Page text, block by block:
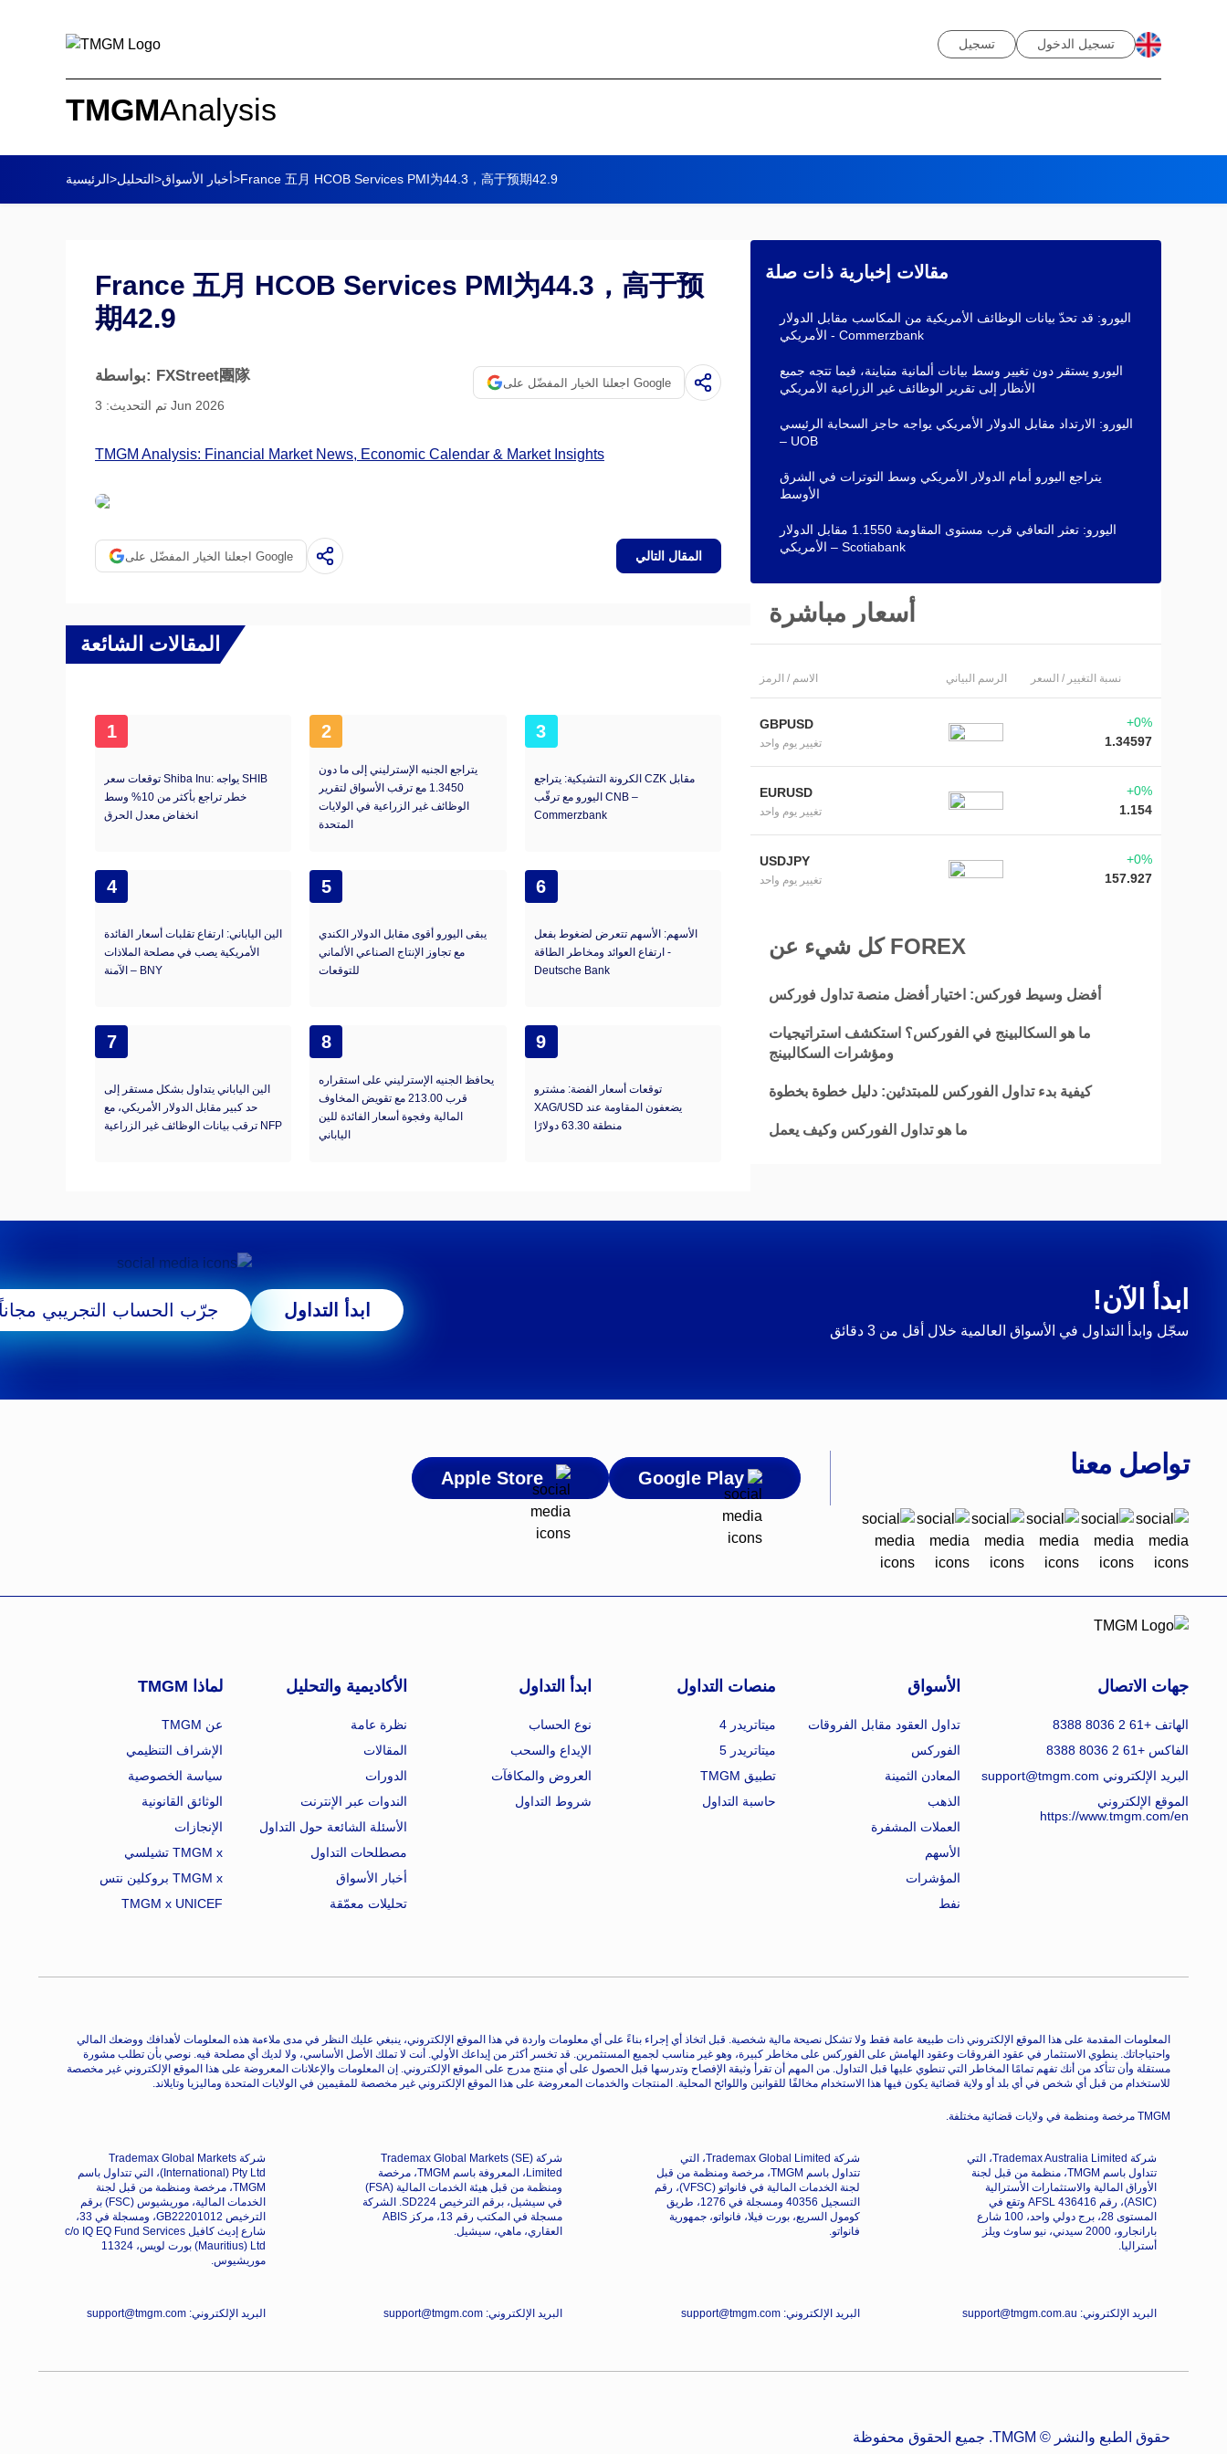
تسجيل تسجيل الدخول
TMGMAnalysis
الرئيسية>التحليل>أخبار الأسواق>France 五月 HCOB Services PMI为44.3，高于预期42.9
France 五月 HCOB Services PMI为44.3，高于预
期42.9
بواسطة: FXStreet團隊
تم التحديث: 3 Jun 2026
اجعلنا الخيار المفضّل على Google
TMGM Analysis: Financial Market News, Economic Calendar & Market Insights
اجعلنا الخيار المفضّل على Google المقال التالي
المقالات الشائعة
1
توقعات سعر Shiba Inu: يواجه SHIB
خطر تراجع بأكثر من 10% وسط
انخفاض معدل الحرق
2
يتراجع الجنيه الإسترليني إلى ما دون
1.3450 مع ترقب الأسواق لتقرير
الوظائف غير الزراعية في الولايات
المتحدة
3
الكرونة التشيكية: يتراجع CZK مقابل
اليورو مع ترقّب CNB –
Commerzbank
4
الين الياباني: ارتفاع تقلبات أسعار الفائدة
الأمريكية يصب في مصلحة الملاذات
الآمنة – BNY
5
يبقى اليورو أقوى مقابل الدولار الكندي
مع تجاوز الإنتاج الصناعي الألماني
للتوقعات
6
الأسهم: الأسهم تتعرض لضغوط بفعل
ارتفاع العوائد ومخاطر الطاقة -
Deutsche Bank
7
الين الياباني يتداول بشكل مستقر إلى
حد كبير مقابل الدولار الأمريكي، مع
ترقب بيانات الوظائف غير الزراعية NFP
8
يحافظ الجنيه الإسترليني على استقراره
قرب 213.00 مع تقويض المخاوف
المالية وفجوة أسعار الفائدة للين
الياباني
9
توقعات أسعار الفضة: مشترو
XAG/USD يضعفون المقاومة عند
منطقة 63.30 دولارًا
مقالات إخبارية ذات صلة
اليورو: قد تحدّ بيانات الوظائف الأمريكية من المكاسب مقابل الدولار
الأمريكي - Commerzbank
اليورو يستقر دون تغيير وسط بيانات ألمانية متباينة، فيما تتجه جميع
الأنظار إلى تقرير الوظائف غير الزراعية الأمريكي
اليورو: الارتداد مقابل الدولار الأمريكي يواجه حاجز السحابة الرئيسي
– UOB
يتراجع اليورو أمام الدولار الأمريكي وسط التوترات في الشرق
الأوسط
اليورو: تعثر التعافي قرب مستوى المقاومة 1.1550 مقابل الدولار
الأمريكي – Scotiabank
أسعار مباشرة
الاسم / الرمز الرسم البياني نسبة التغيير / السعر
GBPUSD
تغيير يوم واحد
+0%
1.34597
EURUSD
تغيير يوم واحد
+0%
1.154
USDJPY
تغيير يوم واحد
+0%
157.927
كل شيء عن FOREX
أفضل وسيط فوركس: اختيار أفضل منصة تداول فوركس
ما هو السكالبينج في الفوركس؟ استكشف استراتيجيات
ومؤشرات السكالبينج
كيفية بدء تداول الفوركس للمبتدئين: دليل خطوة بخطوة
ما هو تداول الفوركس وكيف يعمل
ابدأ الآن!
سجّل وابدأ التداول في الأسواق العالمية خلال أقل من 3 دقائق
ابدأ التداول جرّب الحساب التجريبي
تواصل معنا Google Play
Apple Store
جهات الاتصال
الهاتف +61 2 8036 8388
الفاكس +61 2 8036 8388
البريد الإلكتروني support@tmgm.com
الموقع الإلكتروني
https://www.tmgm.com/en
الأسواق
تداول العقود مقابل الفروقات
الفوركس
المعادن الثمينة
الذهب
العملات المشفرة
الأسهم
المؤشرات
نفط
منصات التداول
ميتاتريدر 4
ميتاتريدر 5
تطبيق TMGM
حاسبة التداول
ابدأ التداول
نوع الحساب
الإيداع والسحب
العروض والمكافآت
شروط التداول
الأكاديمية والتحليل
نظرة عامة
المقالات
الدورات
الندوات عبر الإنترنت
الأسئلة الشائعة حول التداول
مصطلحات التداول
أخبار الأسواق
تحليلات معمّقة
لماذا TMGM
عن TMGM
الإشراف التنظيمي
سياسة الخصوصية
الوثائق القانونية
الإنجازات
TMGM x تشيلسي
TMGM x بروكلين نتس
TMGM x UNICEF
المعلومات المقدمة على هذا الموقع الإلكتروني ذات طبيعة عامة فقط ولا تشكل نصيحة مالية شخصية. قبل اتخاذ أي إجراء بناءً على أي معلومات واردة في هذا الموقع الإلكتروني، ينبغي عليك النظر في مدى ملاءمة هذه المعلومات لأهدافك ووضعك المالي
واحتياجاتك. ينطوي الاستثمار في عقود الفروقات وعقود الهامش على الفوركس على مخاطر كبيرة، وهو غير مناسب لجميع المستثمرين. قد تخسر أكثر من إيداعك الأولي. أنت لا تملك الأصل الأساسي، ولا لديك أي مصلحة فيه. نوصي بأن تطلب مشورة
مستقلة وأن تتأكد من أنك تفهم تمامًا المخاطر التي تنطوي عليها قبل التداول. من المهم أن تقرأ وثيقة الإفصاح وتدرسها قبل الحصول على أي منتج مدرج على الموقع الإلكتروني. إن المعلومات والإعلانات المعروضة على هذا الموقع الإلكتروني غير مخصصة
للاستخدام من قبل أي شخص في أي بلد أو ولاية قضائية يكون فيها هذا الاستخدام مخالفًا للقوانين واللوائح المحلية. المنتجات والخدمات المعروضة على هذا الموقع الإلكتروني غير مخصصة للمقيمين في الولايات المتحدة وماليزيا وتايلاند.
TMGM مرخصة ومنظمة في ولايات قضائية مختلفة.
شركة Trademax Australia Limited، التي
تتداول باسم TMGM، منظمة من قبل لجنة
الأوراق المالية والاستثمارات الأسترالية
(ASIC)، رقم AFSL 436416 وتقع في
المستوى 28، برج دولي واحد، 100 شارع
بارانجارو، 2000 سيدني، نيو ساوث ويلز
أستراليا.
البريد الإلكتروني: support@tmgm.com.au
شركة Trademax Global Limited، التي
تتداول باسم TMGM، مرخصة ومنظمة من قبل
لجنة الخدمات المالية في فانواتو (VFSC)، رقم
التسجيل 40356 ومسجلة في 1276، طريق
كومول السريع، بورت فيلا، فانواتو، جمهورية
فانواتو.
البريد الإلكتروني: support@tmgm.com
شركة Trademax Global Markets (SE)
Limited، المعروفة باسم TMGM، مرخصة
ومنظمة من قبل هيئة الخدمات المالية (FSA)
في سيشيل، برقم الترخيص SD224. الشركة
مسجلة في المكتب رقم 13، مركز ABIS
العقاري، ماهي، سيشيل.
البريد الإلكتروني: support@tmgm.com
شركة Trademax Global Markets
(International) Pty Ltd، التي تتداول باسم
TMGM، مرخصة ومنظمة من قبل لجنة
الخدمات المالية، موريشيوس (FSC) برقم
الترخيص GB22201012، ومسجلة في 33،
شارع إديث كافيل c/o IQ EQ Fund Services
(Mauritius) Ltd بورت لويس، 11324
موريشيوس.
البريد الإلكتروني: support@tmgm.com
حقوق الطبع والنشر © TMGM. جميع الحقوق محفوظة